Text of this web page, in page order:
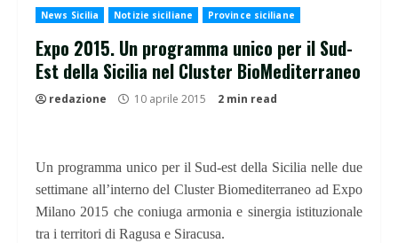
News Sicilia Notizie siciliane Province siciliane
Expo 2015. Un programma unico per il Sud-
Est della Sicilia nel Cluster BioMediterraneo
redazione 10 aprile 2015 2 min read
Un programma unico per il Sud-est della Sicilia nelle due
settimane all’interno del Cluster Biomediterraneo ad Expo
Milano 2015 che coniuga armonia e sinergia istituzionale
tra i territori di Ragusa e Siracusa.